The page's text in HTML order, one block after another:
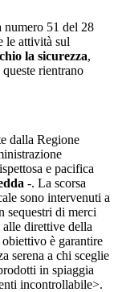
numero 51 del 28
le attività sul
la sicurezza,
queste rientrano
dalla Regione
e pacifica
-. La scorsa
sono intervenuti a
sequestri di merci
direttive della
è garantire
serena a chi sceglie
in spiaggia
incontrollabile>.